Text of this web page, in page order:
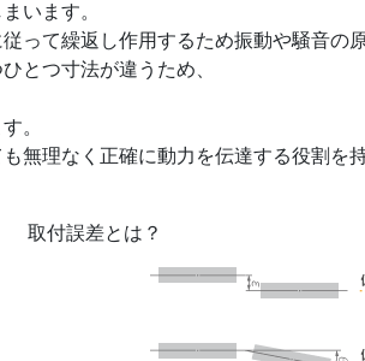
います。
って繰返し作用するため振動や騒音の
とつ寸法が違うため、
。
無理なく正確に動力を伝達する役割を
取付誤差とは？